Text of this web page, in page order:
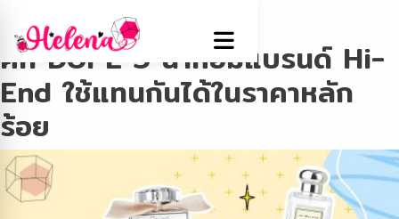
Tag:การฉีดน้ำหอม
ศึก DUPE 5 น้ำหอมแบรนด์ Hi-
End ใช้แทนกันได้ในราคาหลัก
ร้อย